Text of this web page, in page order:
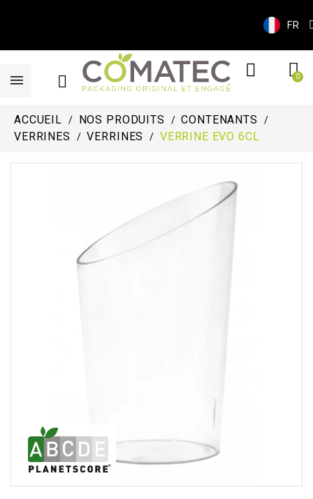
FR
ACCUEIL NOS PRODUITS
CONTENANTS
VERRINES
VERRINES VERRINE EVO 6CL